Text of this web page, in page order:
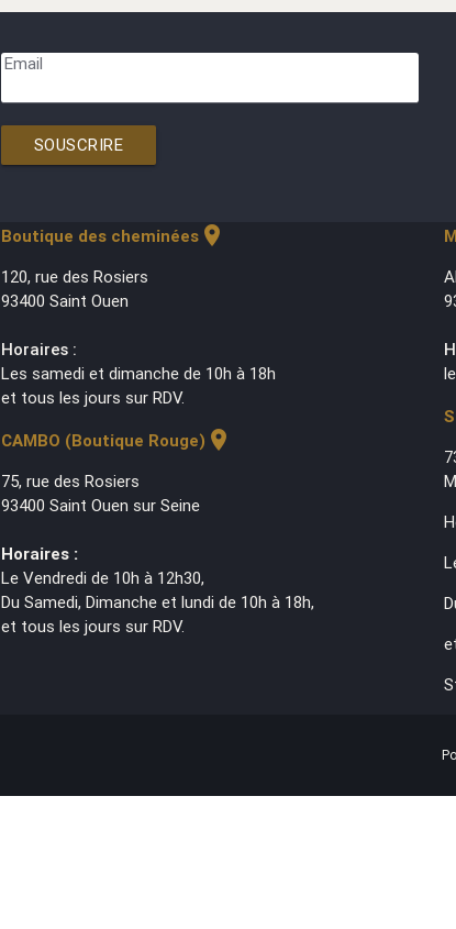
Email
SOUSCRIRE
Boutique des cheminéeslocation_on
120, rue des Rosiers
93400 Saint Ouen
Horaires :
Les samedi et dimanche de 10h à 18h
et tous les jours sur RDV.
CAMBO (Boutique Rouge) location_on
75, rue des Rosiers
93400 Saint Ouen sur Seine
Horaires :
Le Vendredi de 10h à 12h30,
Du Samedi, Dimanche et lundi de 10h à 18h,
et tous les jours sur RDV.